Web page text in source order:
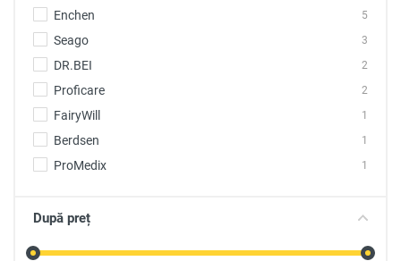
Enchen 5
Seago 3
DR.BEI 2
Proficare 2
FairyWill 1
Berdsen 1
ProMedix 1
După preț